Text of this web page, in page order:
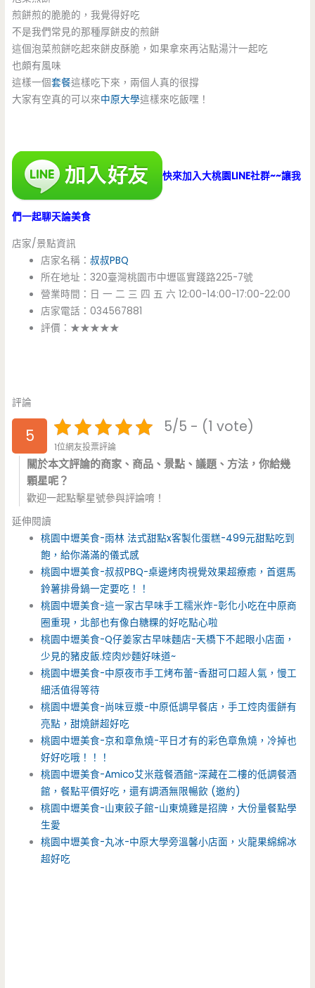
煎餅煎的脆脆的，我覺得好吃
不是我們常見的那種厚餅皮的煎餅
這個泡菜煎餅吃起來餅皮酥脆，如果拿來再沾點湯汁一起吃
也頗有風味
這樣一個套餐這樣吃下來，兩個人真的很撐
大家有空真的可以來中原大學這樣來吃飯嘿！
快來加入大桃園LINE社群~~讓我
們一起聊天論美食
店家/景點資訊
店家名稱：叔叔PBQ
所在地址：320臺灣桃園市中壢區實踐路225-7號
營業時間：日 一 二 三 四 五 六 12:00-14:00-17:00-22:00
店家電話：034567881
評價：★★★★★
評論
5 5/5 - (1 vote)
1位網友投票評論
關於本文評論的商家、商品、景點、議題、方法，你給幾
顆星呢？
歡迎一起點擊星號參與評論唷！
延伸閱讀
桃園中壢美食-雨林 法式甜點x客製化蛋糕-499元甜點吃到
飽，給你滿滿的儀式感
桃園中壢美食-叔叔PBQ-桌邊烤肉視覺效果超療癒，首選馬
鈴薯排骨鍋一定要吃！！
桃園中壢美食-這一家古早味手工糯米炸-彰化小吃在中原商
圈重現，北部也有像白糖粿的好吃點心啦
桃園中壢美食-Q仔姜家古早味麵店-天橋下不起眼小店面，
少見的豬皮飯.焢肉炒麵好味道~
桃園中壢美食-中原夜市手工烤布蕾-香甜可口超人氣，慢工
細活值得等待
桃園中壢美食-尚味豆漿-中原低調早餐店，手工焢肉蛋餅有
亮點，甜燒餅超好吃
桃園中壢美食-京和章魚燒-平日才有的彩色章魚燒，冷掉也
好好吃哦！！！
桃園中壢美食-Amico艾米蔻餐酒館-深藏在二樓的低調餐酒
館，餐點平價好吃，還有調酒無限暢飲 (邀約)
桃園中壢美食-山東餃子館-山東燒雞是招牌，大份量餐點學
生愛
桃園中壢美食-丸冰-中原大學旁溫馨小店面，火龍果綿綿冰
超好吃